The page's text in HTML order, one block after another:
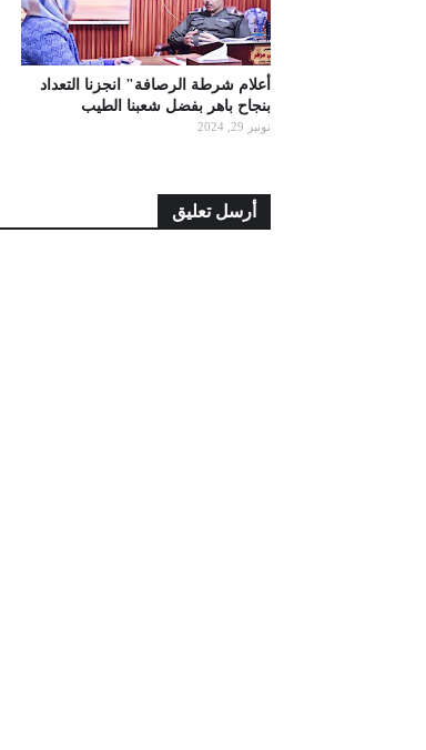
أعلام شرطة الرصافة" انجزنا التعداد
بنجاح باهر بفضل شعبنا الطيب
نونبر 29, 2024
أرسل تعليق